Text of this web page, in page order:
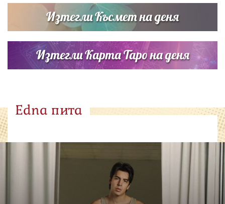
Изтегли Късмет на деня
Изтегли Карта Таро на деня
Edna пита